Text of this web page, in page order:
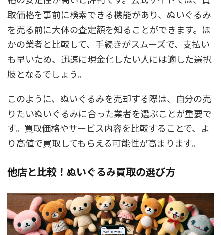
取価格を事前に検索できる機能があり、ぬいぐるみ
を売る前に大体の査定額を知ることができます。ほ
かの業者と比較して、手続きがスムーズで、支払い
も早いため、迅速に現金化したい人には適した選択
肢となるでしょう。
このように、ぬいぐるみを売却する際は、自分の売
りたいぬいぐるみに合った業者を選ぶことが重要で
す。買取価格やサービス内容を比較することで、よ
り高値で買取してもらえる可能性が高まります。
他店と比較！ぬいぐるみ買取の選び方